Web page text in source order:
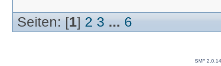
Seiten: [1] 2 3 ... 6
SMF 2.0.14